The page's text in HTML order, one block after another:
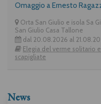
Omaggio a Ernesto
Orta San Giulio e isola Sa
San Giulio Casa Tallone
dal 20.08.2026 al
Elegia del verme solitario
scapigliate
News